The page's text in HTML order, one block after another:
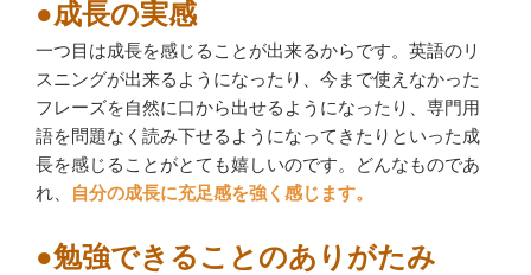
●成長の実感
一つ目は成長を感じることが出来るからです。英語のリ
スニングが出来るようになったり、今まで使えなかった
フレーズを自然に口から出せるようになったり、専門用
語を問題なく読み下せるようになってきたりといった成
長を感じることがとても嬉しいのです。どんなものであ
れ、
自分の成長に充足感を強く感じます。
●勉強できることのありがたみ